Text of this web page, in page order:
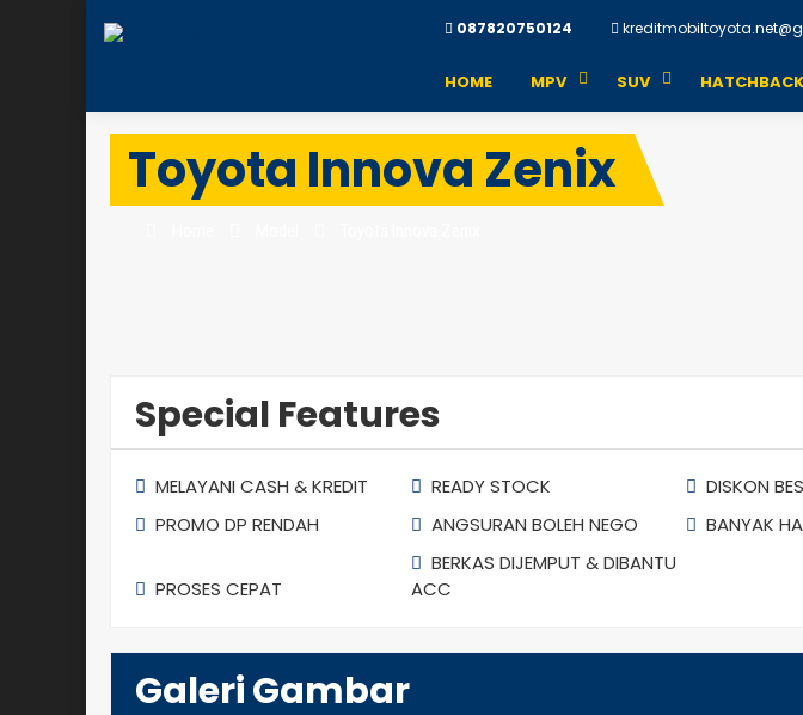
087820750124
HOME MPV SUV HATCHBACK
Toyota Innova Zenix
Special Features
MELAYANI CASH & KREDIT READY STOCK
DISKON
PROMO DP RENDAH
ANGSURAN BOLEH NEGO BANYAK
PROSES CEPAT
BERKAS DIJEMPUT & DIBANTU
ACC
Galeri Gambar